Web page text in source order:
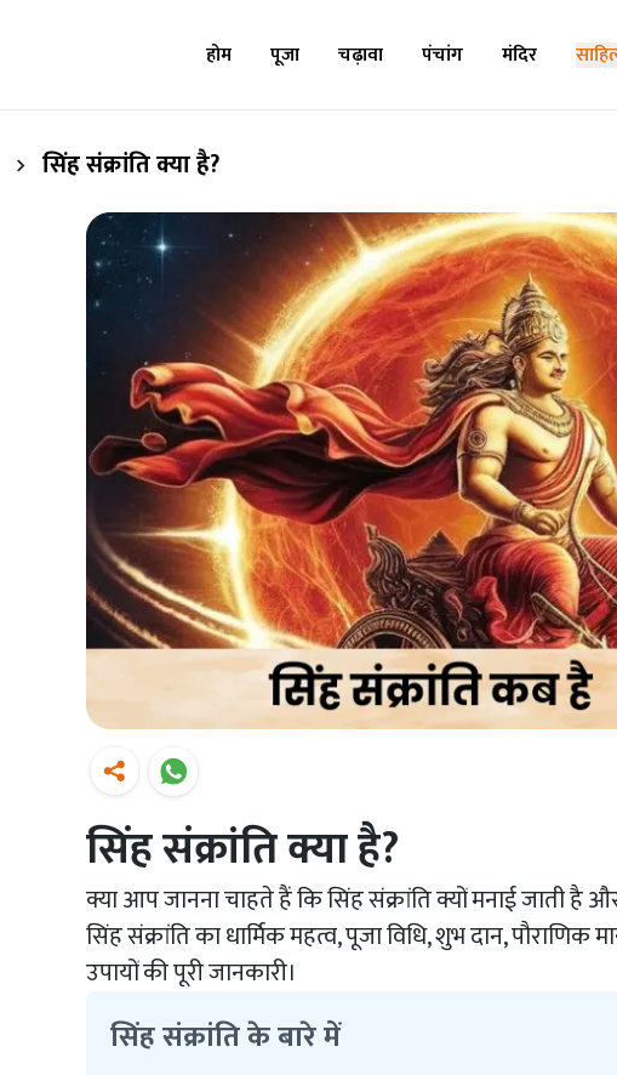
होम पूजा चढ़ावा पंचांग मंदिर
सिंह संक्रांति क्या है?
सिंह संक्रांति क्या है?
क्या आप जानना चाहते हैं कि सिंह संक्रांति क्यों मनाई जाती
सिंह संक्रांति का धार्मिक महत्व, पूजा विधि, शुभ दान,
उपायों की पूरी जानकारी।
सिंह संक्रांति के बारे में